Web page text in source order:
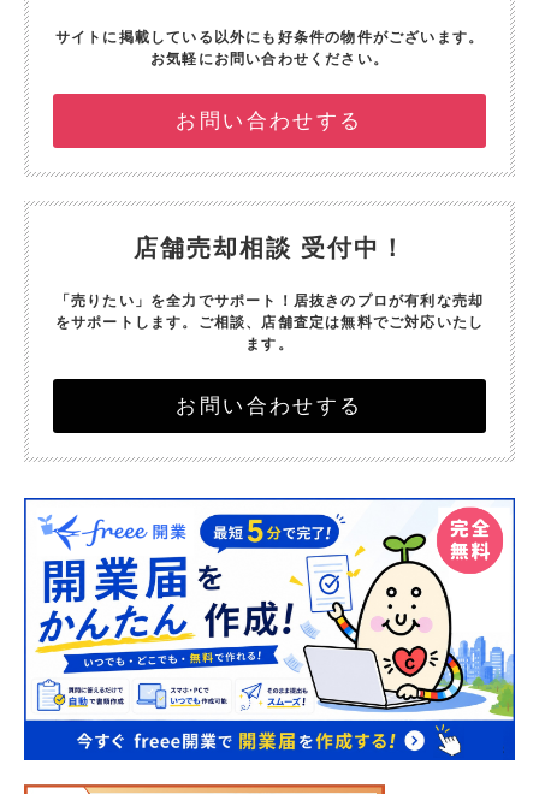
サイトに掲載している以外にも好条件の物件がございます。
お気軽にお問い合わせください。
お問い合わせする
店舗売却相談 受付中！
「売りたい」を全力でサポート！ 居抜きのプロが有利な売却
をサポートします。 ご相談、店舗査定は無料でご対応いたし
ます。
お問い合わせする